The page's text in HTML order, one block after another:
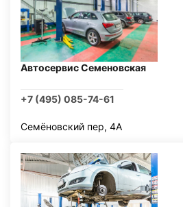
Автосервис Семеновская
+7 (495) 085-74-61
Семёновский пер, 4А